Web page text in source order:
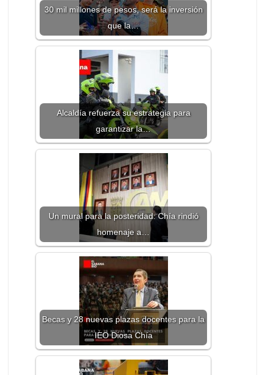
30 mil millones de pesos, será la inversión
que la…
Alcaldía refuerza su estrategia para
garantizar la…
Un mural para la posteridad: Chía rindió
homenaje a…
Becas y 28 nuevas plazas docentes para la
IEO Diosa Chía